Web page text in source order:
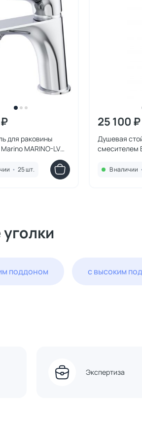
для раковины
MARINO-LVM-
• 25 шт.
25 100 ₽
Душевая
смесителем
В наличии •
поддоном с высоким
Экспертиза